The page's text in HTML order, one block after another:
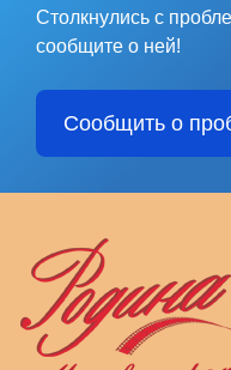
Столкнулись с
сообщите о ней!
Сообщить о